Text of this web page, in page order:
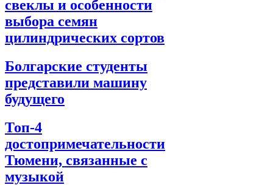
свеклы и особенности
выбора семян
цилиндрических сортов
Болгарские студенты
представили машину
будущего
Топ-4
достопримечательности
Тюмени, связанные с
музыкой